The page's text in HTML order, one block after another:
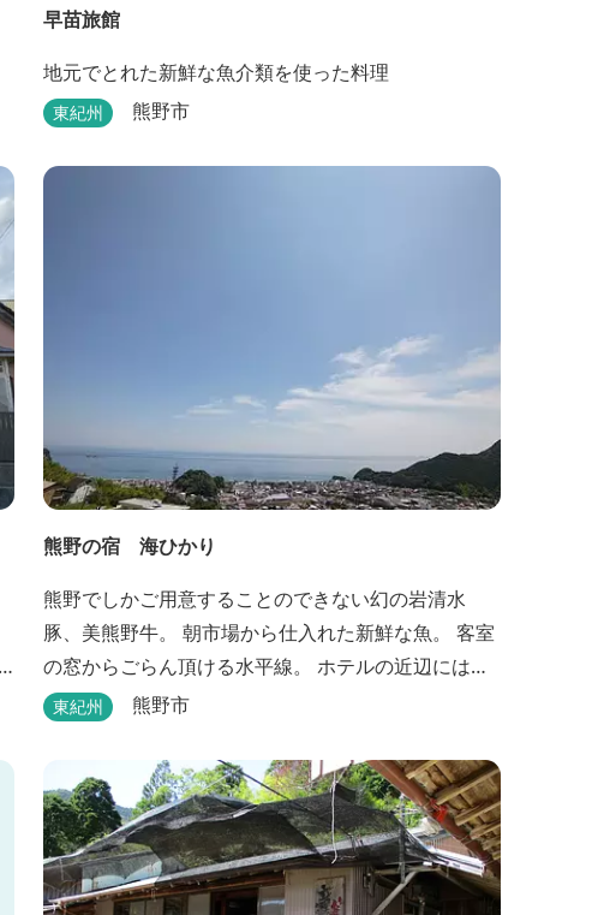
早苗旅館
地元でとれた新鮮な魚介類を使った料理
東紀州 熊野市
熊野の宿 海ひかり
熊野でしかご用意することのできない幻の岩清水
豚、美熊野牛。 朝市場から仕入れた新鮮な魚。 客室
の窓からごらん頂ける水平線。 ホテルの近辺には世
東紀州 熊野市